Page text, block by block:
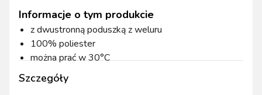
Szczegóły
Informacje o tym produkcie
z dwustronną poduszką z weluru
100% poliester
można prać w 30°C